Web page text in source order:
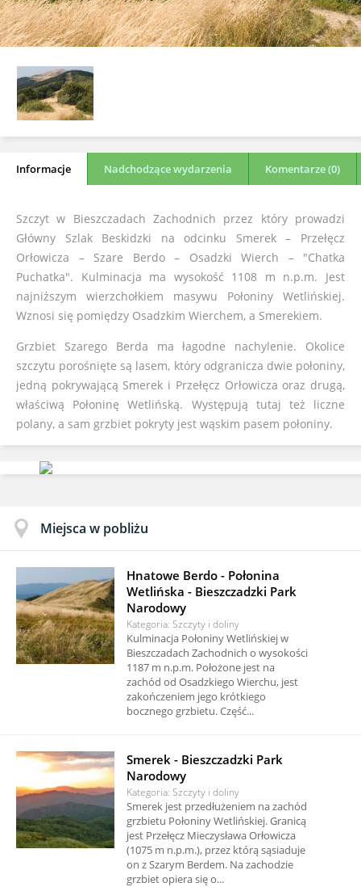
Informacje Nadchodzące wydarzenia Komentarze (0)
Szczyt w Bieszczadach Zachodnich przez który prowadzi
Główny Szlak Beskidzki na odcinku Smerek – Przełęcz
Orłowicza – Szare Berdo – Osadzki Wierch – "Chatka
Puchatka". Kulminacja ma wysokość 1108 m n.p.m. Jest
najniższym wierzchołkiem masywu Połoniny Wetlińskiej.
Wznosi się pomiędzy Osadzkim Wierchem, a Smerekiem.
Grzbiet Szarego Berda ma łagodne nachylenie. Okolice
szczytu porośnięte są lasem, który odgranicza dwie połoniny,
jedną pokrywającą Smerek i Przełęcz Orłowicza oraz drugą,
właściwą Połoninę Wetlińską. Występują tutaj też liczne
polany, a sam grzbiet pokryty jest wąskim pasem połoniny.
Miejsca w pobliżu
Hnatowe Berdo - Połonina
Wetlińska - Bieszczadzki Park
Narodowy
Kategoria: Szczyty i doliny
Kulminacja Połoniny Wetlińskiej w
Bieszczadach Zachodnich o wysokości
1187 m n.p.m. Położone jest na
zachód od Osadzkiego Wierchu, jest
zakończeniem jego krótkiego
bocznego grzbietu. Część...
Smerek - Bieszczadzki Park
Narodowy
Kategoria: Szczyty i doliny
Smerek jest przedłużeniem na zachód
grzbietu Połoniny Wetlińskiej. Granicą
jest Przełęcz Mieczysława Orłowicza
(1075 m n.p.m.), przez którą sąsiaduje
on z Szarym Berdem. Na zachodzie
grzbiet opiera się o...